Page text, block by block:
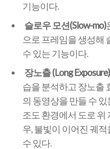
기능이다.
슬로우 모션(Slow-mo)
으로 프레임을 생성해
수 있는 기능이다.
장노출 (Long Exposure)
습을 분석하고 장노출
의 동영상을 만들 수
조도 환경에서 도로 위
우, 불빛이 이어진 궤
수 있다.